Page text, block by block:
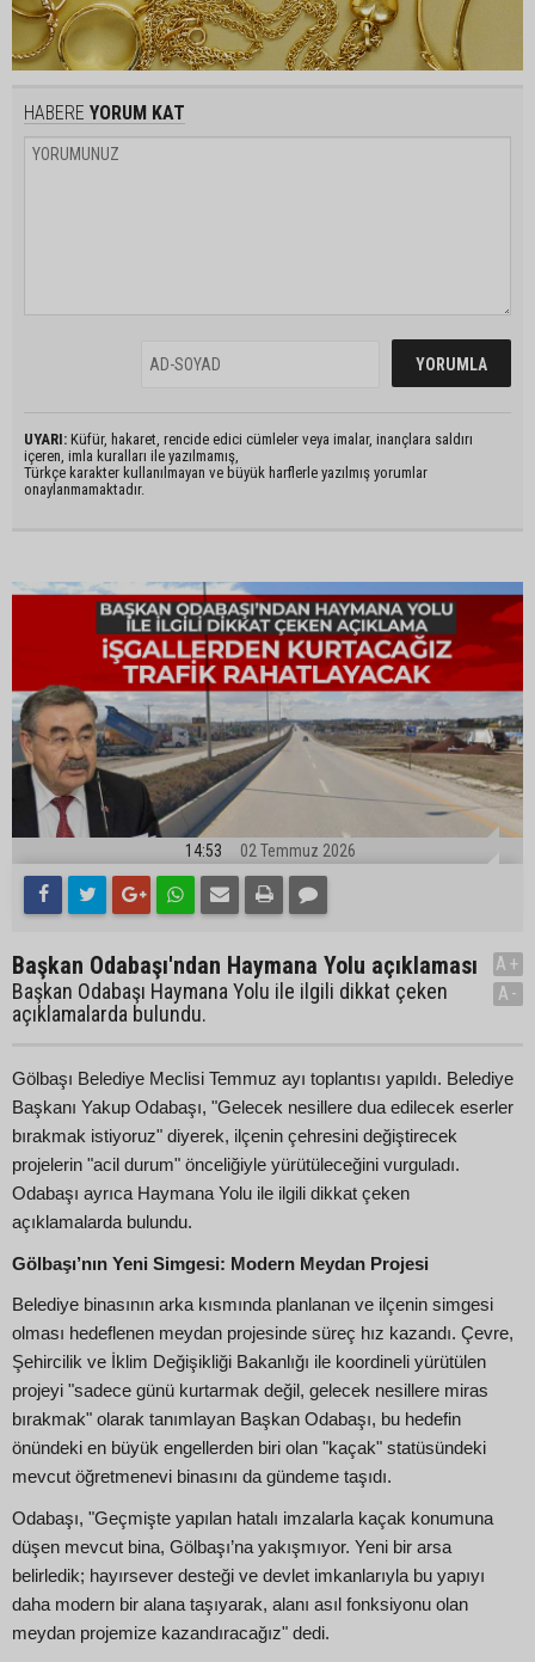
HABERE YORUM KAT
UYARI: Küfür, hakaret, rencide edici cümleler veya imalar, inançlara saldırı
içeren, imla kuralları ile yazılmamış,
Türkçe karakter kullanılmayan ve büyük harflerle yazılmış yorumlar
onaylanmamaktadır.
14:53 02 Temmuz 2026
Başkan Odabaşı'ndan Haymana Yolu açıklaması
Başkan Odabaşı Haymana Yolu ile ilgili dikkat çeken
açıklamalarda bulundu.
A+
A-
Gölbaşı Belediye Meclisi Temmuz ayı toplantısı yapıldı. Belediye
Başkanı Yakup Odabaşı, "Gelecek nesillere dua edilecek eserler
bırakmak istiyoruz" diyerek, ilçenin çehresini değiştirecek
projelerin "acil durum" önceliğiyle yürütüleceğini vurguladı.
Odabaşı ayrıca Haymana Yolu ile ilgili dikkat çeken
açıklamalarda bulundu.
Gölbaşı’nın Yeni Simgesi: Modern Meydan Projesi
Belediye binasının arka kısmında planlanan ve ilçenin simgesi
olması hedeflenen meydan projesinde süreç hız kazandı. Çevre,
Şehircilik ve İklim Değişikliği Bakanlığı ile koordineli yürütülen
projeyi "sadece günü kurtarmak değil, gelecek nesillere miras
bırakmak" olarak tanımlayan Başkan Odabaşı, bu hedefin
önündeki en büyük engellerden biri olan "kaçak" statüsündeki
mevcut öğretmenevi binasını da gündeme taşıdı.
Odabaşı, "Geçmişte yapılan hatalı imzalarla kaçak konumuna
düşen mevcut bina, Gölbaşı’na yakışmıyor. Yeni bir arsa
belirledik; hayırsever desteği ve devlet imkanlarıyla bu yapıyı
daha modern bir alana taşıyarak, alanı asıl fonksiyonu olan
meydan projemize kazandıracağız" dedi.